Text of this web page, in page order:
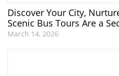
Discover Your City,
Scenic Bus Tours Are a
March 14, 2026